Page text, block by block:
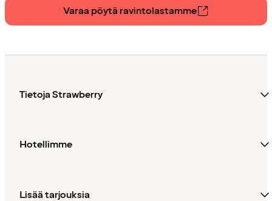
Varaa pöytä ravintolastamme
Tietoja Strawberry
Hotellimme
Lisää tarjouksia